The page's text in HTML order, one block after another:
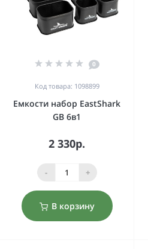
0
Код товара: 1098899
Емкости набор EastShark
GB 6в1
2 330р.
- +
В корзину